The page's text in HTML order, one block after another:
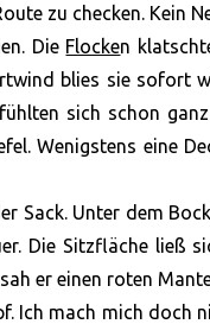
zu checken. Kein
Die Flocken
blies sie sofort
sich schon
Wenigstens eine
Sack. Unter dem
Die Sitzfläche ließ
er einen roten
Ich mach mich